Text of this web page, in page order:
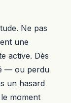
Ne pas
une
active. Dès
— ou perdu
un hasard
moment